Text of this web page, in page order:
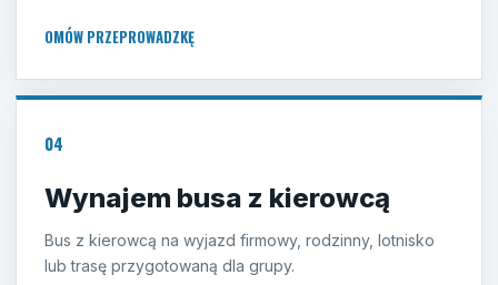
OMÓW PRZEPROWADZKĘ
04
Wynajem busa z kierowcą
Bus z kierowcą na wyjazd firmowy, rodzinny, lotnisko
lub trasę przygotowaną dla grupy.